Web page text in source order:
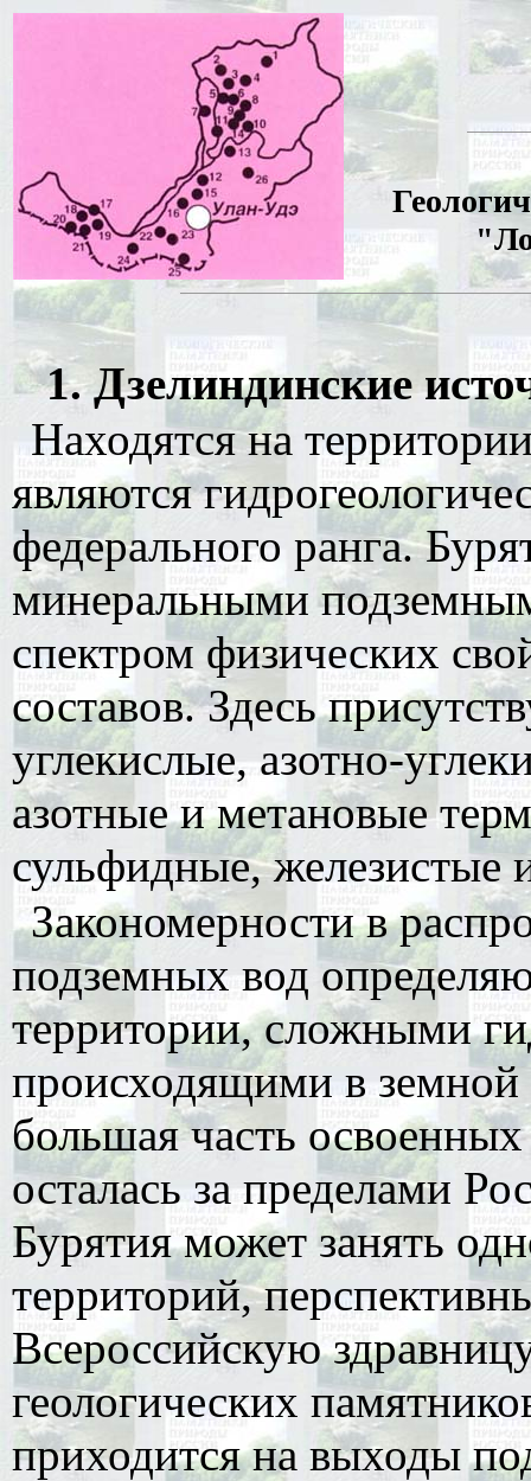
1. Дзелиндинские
Находятся на
являются
федерального ранга.
минеральными
спектром физических
составов. Здесь
углекислые, азотно-
азотные и метановые
сульфидные, железистые
Закономерности в
подземных вод
территории, сложными
происходящими в земной
большая часть
осталась за пределами
Бурятия может занять
территорий,
Всероссийскую
геологических
приходится на выходы